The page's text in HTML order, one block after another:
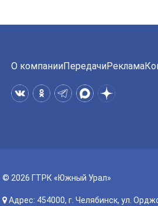
О компанииПередачиРеклама
© 2026 ГТРК «Южный Урал»
Адрес: 454000, г. Челябинск, ул.